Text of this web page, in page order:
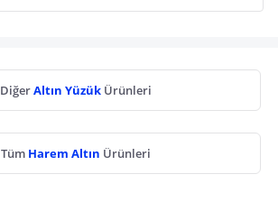
DiğerAltın Yüzük Ürünleri
Tüm Harem Altın Ürünleri